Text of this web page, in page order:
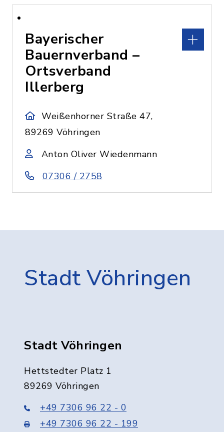
Bayerischer
Bauernverband –
Ortsverband
Illerberg
Weißenhorner Straße 47,
89269 Vöhringen
Anton Oliver Wiedenmann
07306 / 2758
Stadt Vöhringen
Stadt Vöhringen
Hettstedter Platz 1
89269 Vöhringen
+49 7306 96 22 - 0
+49 7306 96 22 - 199